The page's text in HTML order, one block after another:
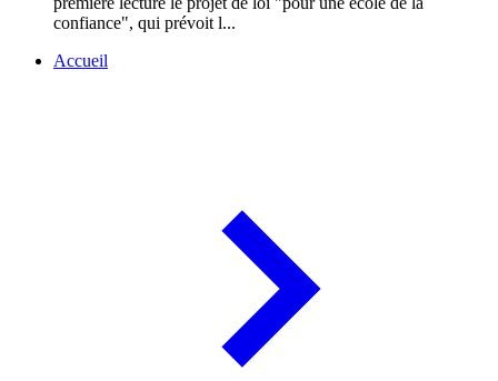
confiance", qui prévoit l...
Accueil